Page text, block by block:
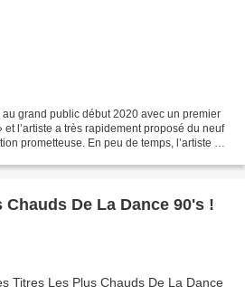
au grand public début 2020 avec un premier
l’artiste a très rapidement proposé du neuf
prometteuse. En peu de temps, l’artiste a
De La Dance 90's !